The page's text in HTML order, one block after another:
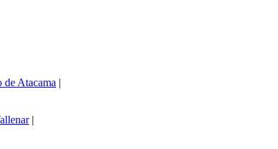
de Atacama |
|